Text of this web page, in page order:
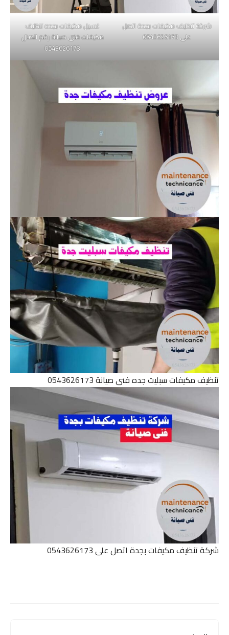
شركة تنظيف مكيفات بجدة اتصل
على 0543626173
غسيل مكيفات بجده تنظيف
مكيفات فنى صيانة رقم اتصال
0543626173
تنظيف مكيفات سبليت جده فنى صيانة 0543626173
شركة تنظيف مكيفات بجدة اتصل على 0543626173